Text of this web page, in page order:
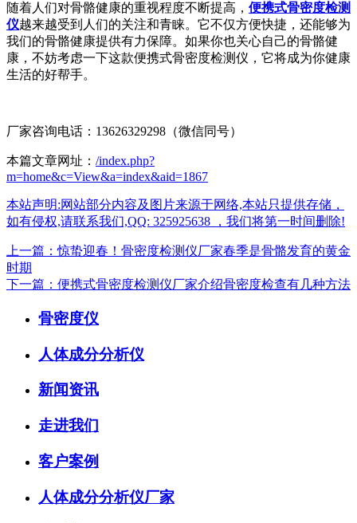
随着人们对骨骼健康的重视程度不断提高， 便携式骨密度检测
仪越来越受到人们的关注和青睐。它不仅方便快捷，还能够为
我们的骨骼健康提供有力保障。如果你也关心自己的骨骼健
康，不妨考虑一下这款便携式骨密度检测仪，它将成为你健康
生活的好帮手。
厂家咨询电话：13626329298（微信同号）
本篇文章网址： /index.php?
m=home&c=View&a=index&aid=1867
本站声明:网站部分内容及图片来源于网络,本站只提供存储，
如有侵权,请联系我们,QQ: 325925638 ，我们将第一时间删除!
上一篇：惊蛰迎春！骨密度检测仪厂家春季是骨骼发育的黄金
时期
下一篇：便携式骨密度检测仪厂家介绍骨密度检查有几种方法
骨密度仪
人体成分分析仪
新闻资讯
走进我们
客户案例
人体成分分析仪厂家